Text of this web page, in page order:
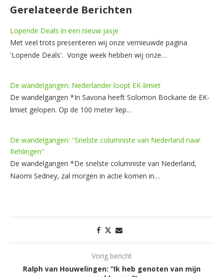
Gerelateerde Berichten
Lopende Deals in een nieuw jasje
Met veel trots presenteren wij onze vernieuwde pagina
'Lopende Deals'. Vorige week hebben wij onze…
De wandelgangen: Nederlander loopt EK-limiet
De wandelgangen *In Savona heeft Solomon Bockarie de EK-
limiet gelopen. Op de 100 meter liep…
De wandelgangen: ''Snelste columniste van Nederland naar
Rehlingen''
De wandelgangen *De snelste columniste van Nederland,
Naomi Sedney, zal morgen in actie komen in…
Vorig bericht
Ralph van Houwelingen: ”Ik heb genoten van mijn